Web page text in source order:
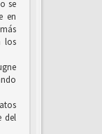
se
en
los
del